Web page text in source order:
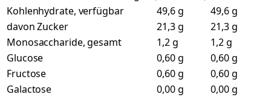
Kohlenhydrate, verfügbar
49,6 g
49,6 g
davon Zucker
21,3 g
21,3 g
Monosaccharide, gesamt
1,2 g
1,2 g
Glucose
0,60 g
0,60 g
Fructose
0,60 g
0,60 g
Galactose
0,00 g
0,00 g